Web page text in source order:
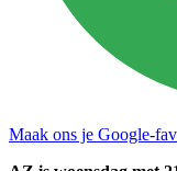
Maak ons je Google-